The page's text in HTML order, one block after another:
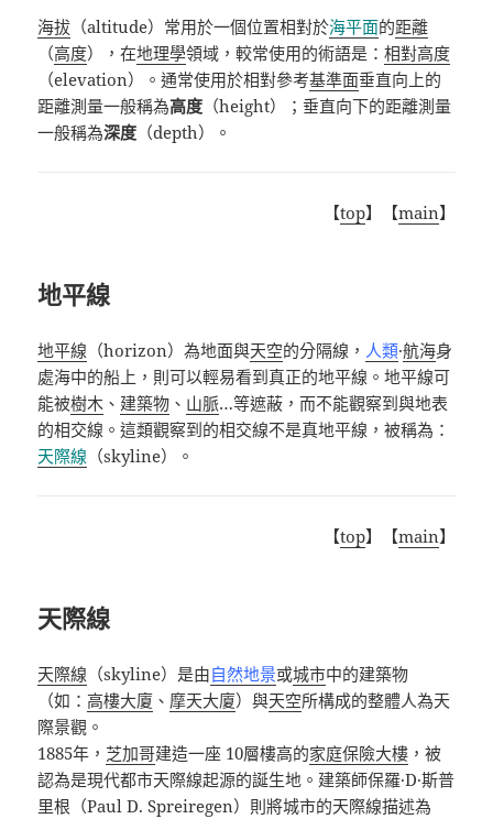
海拔 （altitude）常用於一個位置相對於海平面的距離
（高度），在地理學領域，較常使用的術語是：相對高度
（elevation）。通常使用於相對參考基準面垂直向上的
距離測量一般稱為高度 （height）；垂直向下的距離測量
一般稱為深度 （depth）。
【top】【main】
地平線
地平線 （horizon）為地面與天空的分隔線， 人類·航海身
處海中的船上，則可以輕易看到真正的地平線。地平線可
能被樹木 、 建築物 、 山脈…等遮蔽，而不能觀察到與地表
的相交線。這類觀察到的相交線不是真地平線，被稱為：
天際線 （skyline）。
【top】【main】
天際線
天際線 （skyline）是由自然地景或城市中的建築物
（如：高樓大廈 、 摩天大廈）與天空所構成的整體人為天
際景觀。
1885年， 芝加哥建造一座 10層樓高的家庭保險大樓 ，被
認為是現代都市天際線起源的誕生地。建築師保羅·D·斯普
里根（Paul D. Spreiregen）則將城市的天際線描述為